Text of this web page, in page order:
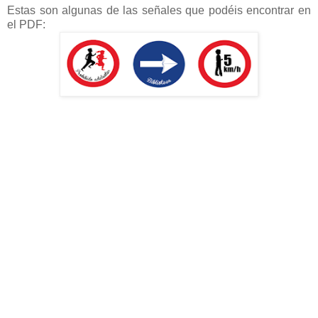
Estas son algunas de las señales que podéis encontrar en
el PDF: